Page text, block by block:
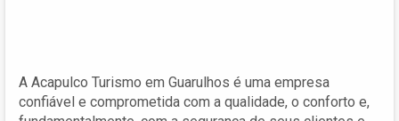
A Acapulco Turismo em Guarulhos é uma empresa
confiável e comprometida com a qualidade, o conforto e,